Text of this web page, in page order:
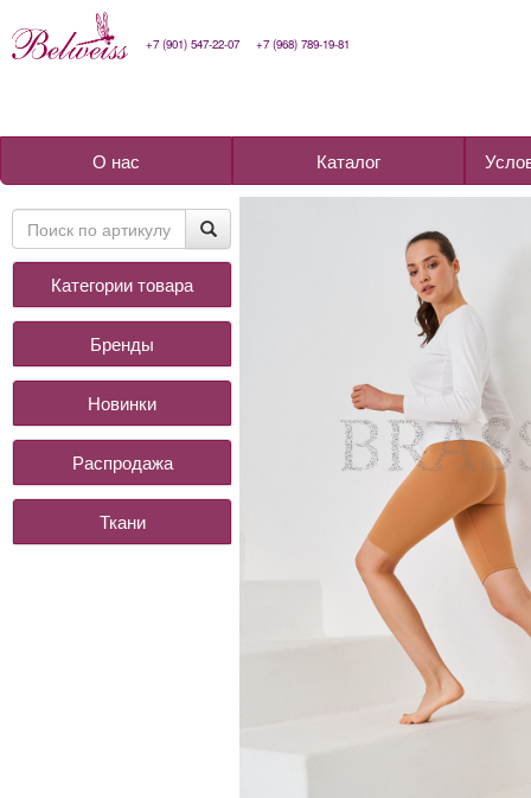
+7 (901) 547-22-07 +7 (968) 789-19-81
О нас Каталог
Категории товара
Бренды
Новинки
Распродажа
Ткани